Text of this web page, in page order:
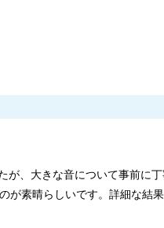
、大きな音について事前に
素晴らしいです。詳細な結